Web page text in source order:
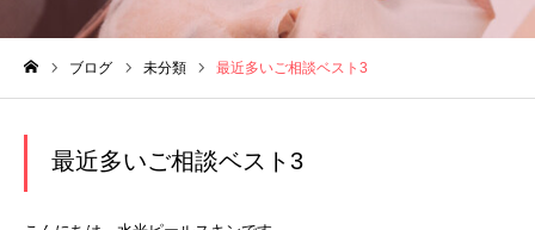
ブログ 未分類 最近多いご相談ベスト3
最近多いご相談ベスト3